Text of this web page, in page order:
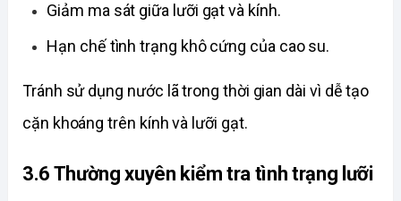
Giảm ma sát giữa lưỡi gạt và kính.
Hạn chế tình trạng khô cứng của cao su.
Tránh sử dụng nước lã trong thời gian dài vì dễ tạo
cặn khoáng trên kính và lưỡi gạt.
3.6 Thường xuyên kiểm tra tình trạng lưỡi